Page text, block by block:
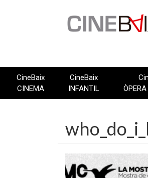
CineBaix
CINEMA
CineBaix
INFANTIL